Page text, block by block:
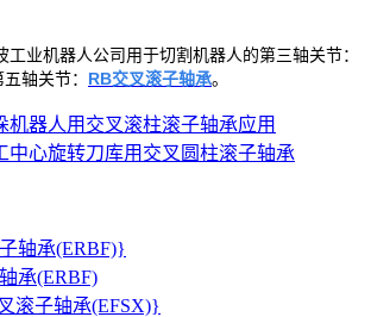
工业机器人公司用于切割机器人的第三轴关节：
轴关节： RB交叉滚子轴承。
机器人用交叉滚柱滚子轴承应用
中心旋转刀库用交叉圆柱滚子轴承
承(ERBF)